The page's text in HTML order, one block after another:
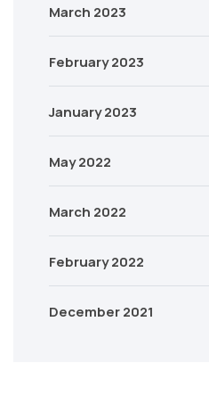
March 2023
February 2023
January 2023
May 2022
March 2022
February 2022
December 2021